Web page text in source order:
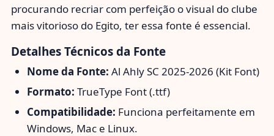
procurando recriar com perfeição o visual do clube
mais vitorioso do Egito, ter essa fonte é essencial.
Detalhes Técnicos da Fonte
Nome da Fonte: Al Ahly SC 2025-2026 (Kit Font)
Formato: TrueType Font (.ttf)
Compatibilidade: Funciona perfeitamente em
Windows, Mac e Linux.